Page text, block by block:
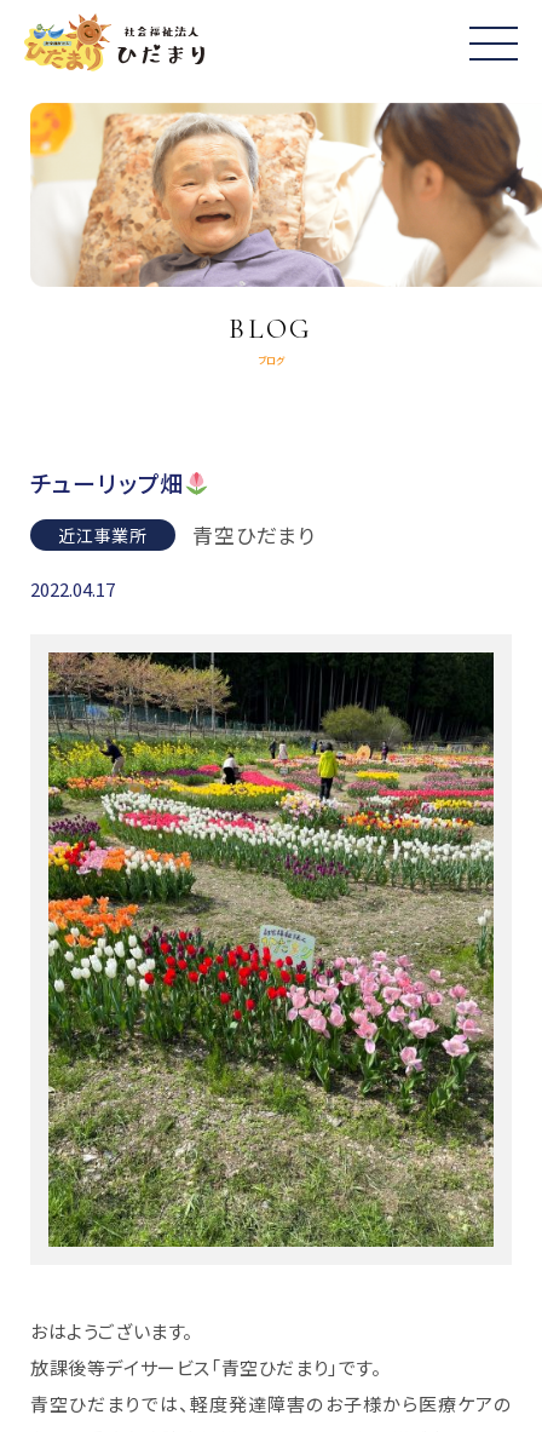
BLOG
ブログ
チューリップ畑
近江事業所 青空ひだまり
2022.04.17
おはようございます。
放課後等デイサービス「青空ひだまり」です。
青空ひだまりでは、軽度発達障害のお子様から医療ケアの